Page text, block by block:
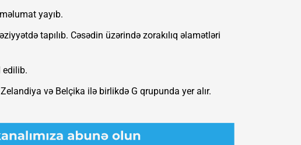
yayıb.
tapılıb. Cəsədin üzərində zorakılıq əlamətləri
edilib.
və Belçika ilə birlikdə G qrupunda yer alır.